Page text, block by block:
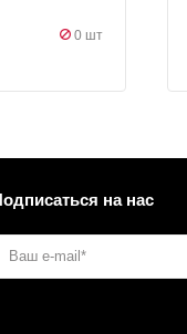
0 шт
на нас